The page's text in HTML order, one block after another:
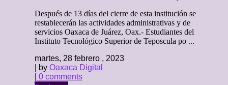
Después de 13 días del cierre de esta institución se
restablecerán las actividades administrativas y de
servicios Oaxaca de Juárez, Oax.- Estudiantes del
Instituto Tecnológico Superior de Teposcula po ...
martes, 28 febrero , 2023
| by Oaxaca Digital
0 comments